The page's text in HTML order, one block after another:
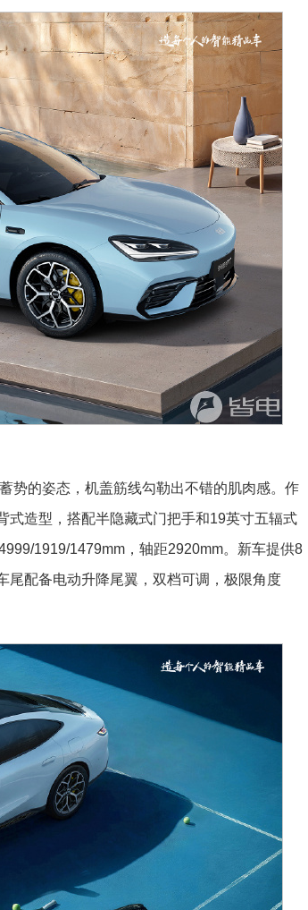
势的姿态，机盖筋线勾勒出不错的肌肉感。作
式造型，搭配半隐藏式门把手和19英寸五辐式
1919/1479mm，轴距2920mm。新车提供8
尾配备电动升降尾翼，双档可调，极限角度